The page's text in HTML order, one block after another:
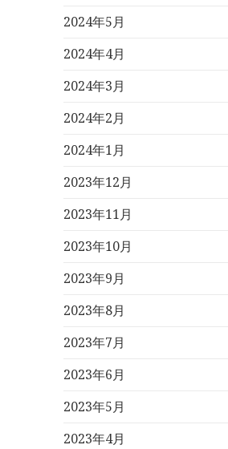
2024年5月
2024年4月
2024年3月
2024年2月
2024年1月
2023年12月
2023年11月
2023年10月
2023年9月
2023年8月
2023年7月
2023年6月
2023年5月
2023年4月